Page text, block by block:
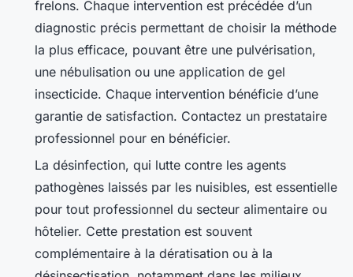
frelons. Chaque intervention est précédée d’un
diagnostic précis permettant de choisir la méthode
la plus efficace, pouvant être une pulvérisation,
une nébulisation ou une application de gel
insecticide. Chaque intervention bénéficie d’une
garantie de satisfaction. Contactez un prestataire
professionnel pour en bénéficier.
La désinfection, qui lutte contre les agents
pathogènes laissés par les nuisibles, est essentielle
pour tout professionnel du secteur alimentaire ou
hôtelier. Cette prestation est souvent
complémentaire à la dératisation ou à la